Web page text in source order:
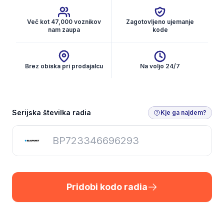
Več kot 47,000 voznikov
nam zaupa
Zagotovljeno ujemanje
kode
Brez obiska pri prodajalcu Na voljo 24/7
Pridobi kodo radia
Serijska številka radia Kje ga najdem?
Pridobi kodo radia